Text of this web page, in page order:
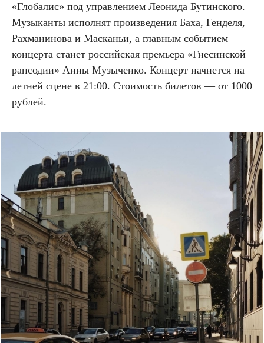
«Глобалис» под управлением Леонида Бутинского.
Музыканты исполнят произведения Баха, Генделя,
Рахманинова и Масканьи, а главным событием
концерта станет российская премьера «Гнесинской
рапсодии» Анны Музыченко. Концерт начнется на
летней сцене в 21:00. Стоимость билетов — от 1000
рублей.